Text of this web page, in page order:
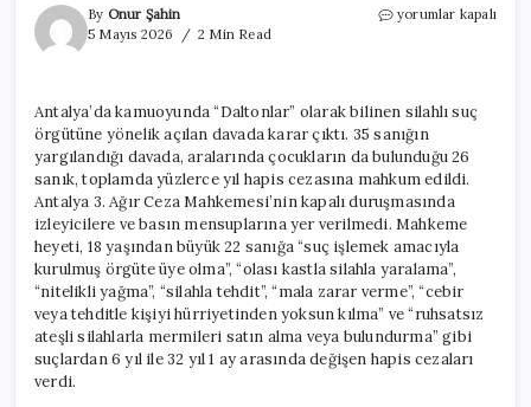
By Onur Şahin
5 Mayıs 2026
2 Min Read
“Daltonlar”
Verildi
için
yorumlar kapalı
Antalya’da kamuoyunda “Daltonlar” olarak bilinen silahlı suç
örgütüne yönelik açılan davada karar çıktı. 35 sanığın
yargılandığı davada, aralarında çocukların da bulunduğu 26
sanık, toplamda yüzlerce yıl hapis cezasına mahkum edildi.
Antalya 3. Ağır Ceza Mahkemesi’nin kapalı duruşmasında
izleyicilere ve basın mensuplarına yer verilmedi. Mahkeme
heyeti, 18 yaşından büyük 22 sanığa “suç işlemek amacıyla
kurulmuş örgüte üye olma”, “olası kastla silahla yaralama”,
“nitelikli yağma”, “silahla tehdit”, “mala zarar verme”, “cebir
veya tehditle kişiyi hürriyetinden yoksun kılma” ve “ruhsatsız
ateşli silahlarla mermileri satın alma veya bulundurma” gibi
suçlardan 6 yıl ile 32 yıl 1 ay arasında değişen hapis cezaları
verdi.